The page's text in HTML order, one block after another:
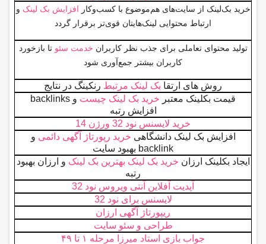
خرید بک‌لینک از سایت‌های هم‌موضوع با کسب‌وکار افزایش بک لینک و
ارتباط محتوایی لینک‌هایتان قوی‌تر برقرار گردد
تولید محتوای تعاملی برای جذب نظر کاربران خدمت سئو تا بازخورد
کاربران بیشتر جمع‌آوری شود
روش های ارتقا بک لینک مرتبط رنکینگ در نتایج
قیمت بکلینک معتبر خرید بک لینک چیست
و backlinks
افزایش رتبه
خرید لایسنس نود 32 ورژن 14
افزایش بک لینک دانشگاهی خرید رپورتاژ آگهی دائمی و
backlink بهبود سایت
ایجاد بکلینک ارزان خرید بک لینک بهترین بک لینک و ارزان بهبود
رتبه
آپدیت آفلاین آنتی ویروس نود 32
لایسنس برای نود 32
ریپورتاژ آگهی ارزان
طراحی و سئو سایت
جواب بازی استاد میرزا مرحله ۱ تا ۴۹